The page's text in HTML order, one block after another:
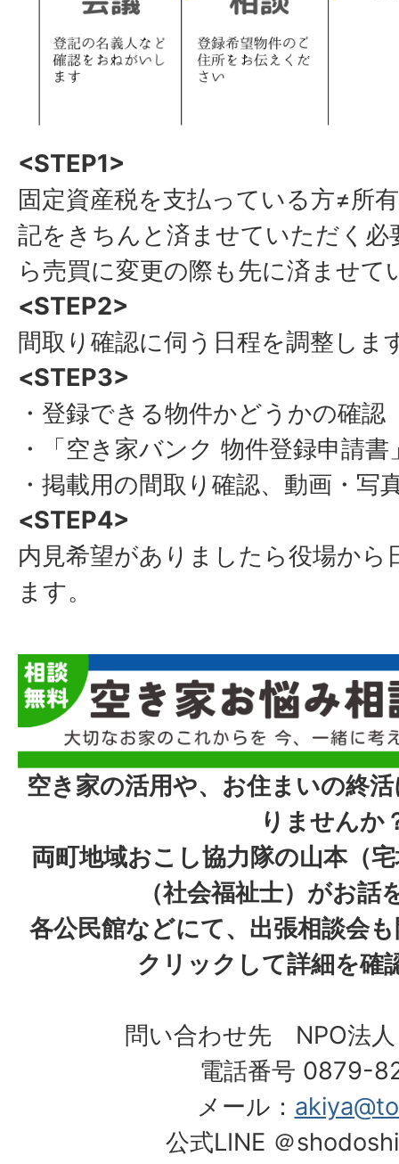
<STEP1>
固定資産税を支払っている方≠所
記をきちんと済ませていただく
ら売買に変更の際も先に済ませて
<STEP2>
間取り確認に伺う日程を調整しま
<STEP3>
・登録できる物件かどうかの確認
・「空き家バンク 物件登録申請書
・掲載用の間取り確認、動画・写
<STEP4>
内見希望がありましたら役場から
ます。
空き家の活用や、お住まいの終
りませんか
両町地域おこし協力隊の山本（
（社会福祉士）がお話
各公民館などにて、出張相談会
クリックして詳細を確
問い合わせ先 NPO法
電話番号 0879-
メール：
公式LINE ＠